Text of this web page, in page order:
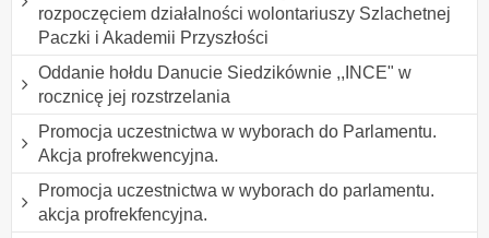
rozpoczęciem działalności wolontariuszy Szlachetnej
Paczki i Akademii Przyszłości
Oddanie hołdu Danucie Siedzikównie ,,INCE" w
rocznicę jej rozstrzelania
Promocja uczestnictwa w wyborach do Parlamentu.
Akcja profrekwencyjna.
Promocja uczestnictwa w wyborach do parlamentu.
akcja profrekfencyjna.